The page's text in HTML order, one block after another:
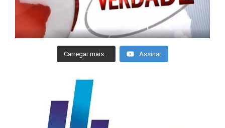
Carregar mais... Assinar